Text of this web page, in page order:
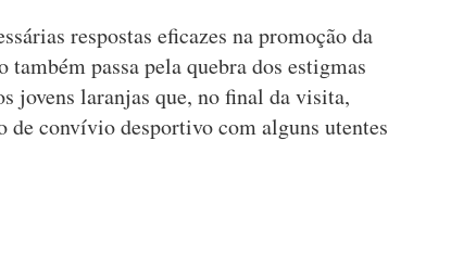
respostas eficazes na promoção da
também passa pela quebra dos estigmas
jovens laranjas que, no final da visita,
convívio desportivo com alguns utentes